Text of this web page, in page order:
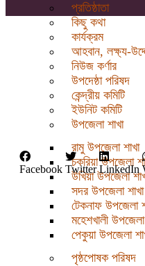
প্রতিষ্ঠাতা
কিছু কথা
কার্যক্রম
আহবান, লক্ষ্য-
নিউজ কর্ণার
উপদেষ্ঠা পরিষদ
কেন্দ্রীয় কমিটি
ইউনিট কমিটি
উপজেলা শাখা
রামু উপজেলা শাখা
চকরিয়া উপজেলা
উখিয়া উপজেলা
সদর উপজেলা শাখা
টেকনাফ উপজেলা
মহেশখালী উপজেলা
পেকুয়া উপজেলা
পৃষ্ঠপোষক পরিষদ
Facebook Twitter LinkedIn